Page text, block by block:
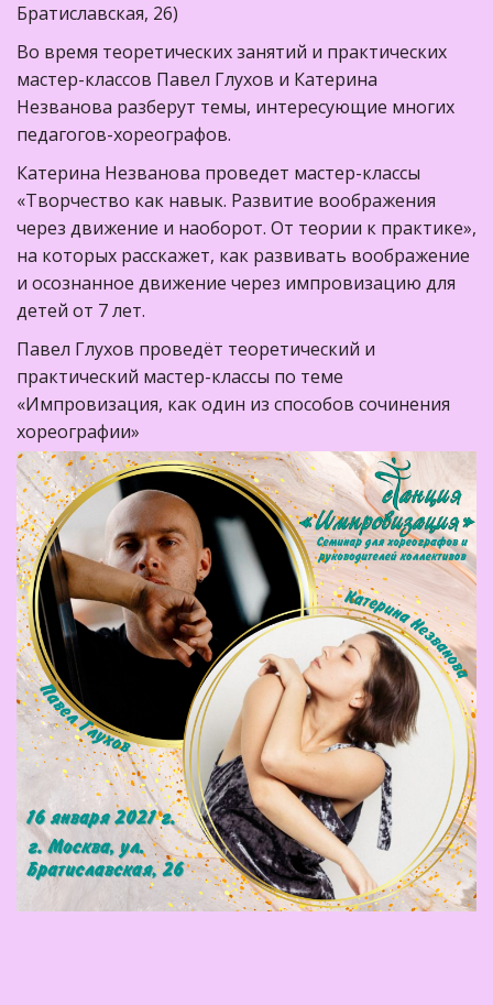
Братиславская, 26)⠀
Во время теоретических занятий и практических
мастер-классов Павел Глухов и Катерина
Незванова разберут темы, интересующие многих
педагогов-хореографов.⠀
Катерина Незванова проведет мастер-классы
«Творчество как навык. Развитие воображения
через движение и наоборот. От теории к практике»,
на которых расскажет, как развивать воображение
и осознанное движение через импровизацию для
детей от 7 лет.⠀
Павел Глухов проведёт теоретический и
практический мастер-классы по теме
«Импровизация, как один из способов сочинения
хореографии»